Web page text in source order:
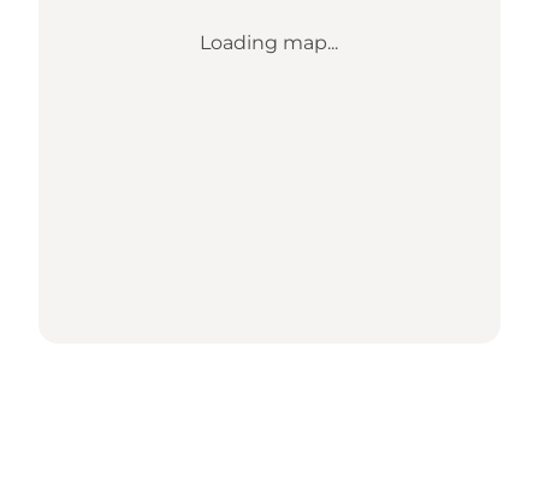
Loading map...